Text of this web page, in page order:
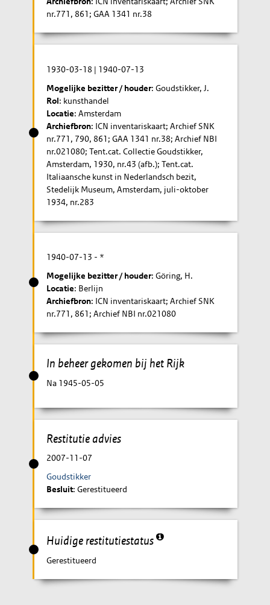
nr.771, 861; GAA 1341 nr.38
1930-03-18 | 1940-07-13
Mogelijke bezitter / houder: Goudstikker, J.
Rol: kunsthandel
Locatie: Amsterdam
Archiefbron: ICN inventariskaart; Archief SNK
nr.771, 790, 861; GAA 1341 nr.38; Archief NBI
nr.021080; Tent.cat. Collectie Goudstikker,
Amsterdam, 1930, nr.43 (afb.); Tent.cat.
Italiaansche kunst in Nederlandsch bezit,
Stedelijk Museum, Amsterdam, juli-oktober
1934, nr.283
1940-07-13 - *
Mogelijke bezitter / houder: Göring, H.
Locatie: Berlijn
Archiefbron: ICN inventariskaart; Archief SNK
nr.771, 861; Archief NBI nr.021080
In beheer gekomen bij het Rijk
Na 1945-05-05
Restitutie advies
2007-11-07
Goudstikker
Besluit: Gerestitueerd
Huidige restitutiestatus
Gerestitueerd